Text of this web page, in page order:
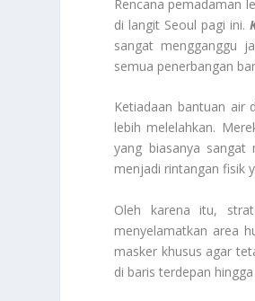
Rencana pemadaman
di langit Seoul pagi ini.
sangat mengganggu
semua penerbangan
Ketiadaan bantuan air
lebih melelahkan.
yang biasanya
menjadi rintangan fisik
Oleh karena itu,
menyelamatkan area
masker khusus agar
di baris terdepan